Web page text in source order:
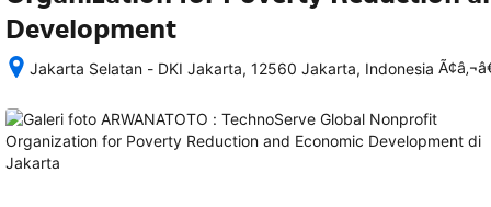
Development
Jakarta Selatan - DKI Jakarta, 12560 Jakarta, Indonesia
memesan,
semua
rincian